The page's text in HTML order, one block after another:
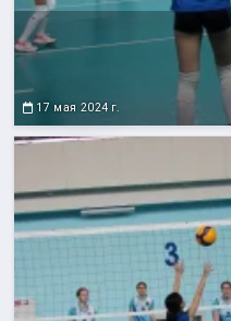
17 мая 2024 г.